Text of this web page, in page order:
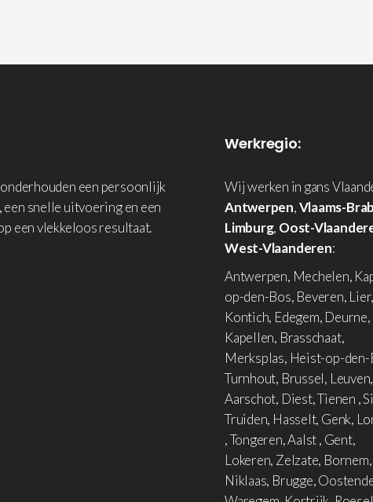
een persoonlijk
een snelle uitvoering en een
een vlekkeloos resultaat.
Werkregio:
Wij werken in gans
Antwerpen,Vlaams-
Limburg, Oost-
West-Vlaanderen:
Antwerpen, Mechelen,
op-den-Bos, Beveren, Lier,
Kontich, Edegem, Deurne,
Kapellen, Brasschaat,
Merksplas, Heist-op-den-
Turnhout, Brussel, Leuven,
Aarschot, Diest, Tienen ,
Truiden, Hasselt, Genk,
, Tongeren, Aalst , Gent,
Lokeren, Zelzate,
Niklaas, Brugge,